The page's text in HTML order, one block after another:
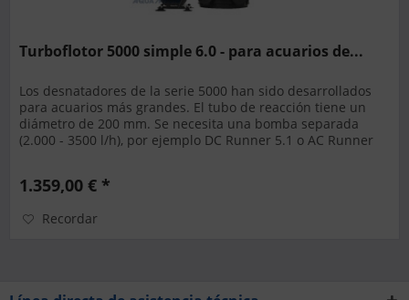
Turboflotor 5000 simple 6.0 - para acuarios de...
Los desnatadores de la serie 5000 han sido desarrollados
para acuarios más grandes. El tubo de reacción tiene un
diámetro de 200 mm. Se necesita una bomba separada
(2.000 - 3500 l/h), por ejemplo DC Runner 5.1 o AC Runner
1.359,00 € *
Recordar